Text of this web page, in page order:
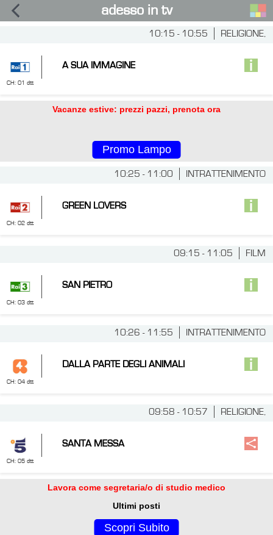
adesso in tv
RELIGIONE,
10:15 - 10:55
CH: 01 dtt
A SUA IMMAGINE
Vacanze estive: prezzi pazzi, prenota ora
Promo Lampo
INTRATTENIMENTO
10:25 - 11:00
CH: 02 dtt
GREEN LOVERS
FILM
09:15 - 11:05
CH: 03 dtt
SAN PIETRO
INTRATTENIMENTO
10:26 - 11:55
CH: 04 dtt
DALLA PARTE DEGLI ANIMALI
RELIGIONE,
09:58 - 10:57
CH: 05 dtt
SANTA MESSA
Lavora come segretaria/o di studio medico
Ultimi posti
Scopri Subito